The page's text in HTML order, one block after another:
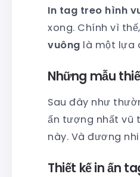
In tag treo hình
xong. Chính vì
vuông là một lựa
Những mẫu
Sau đây như
ấn tượng nhất vũ
này. Và đương
Thiết kế in ấn